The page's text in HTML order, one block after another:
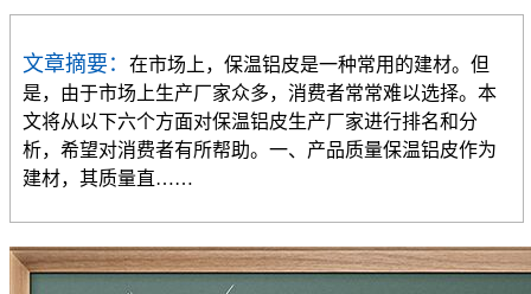
文章摘要： 在市场上，保温铝皮是一种常用的建材。但
是，由于市场上生产厂家众多，消费者常常难以选择。本
文将从以下六个方面对保温铝皮生产厂家进行排名和分
析，希望对消费者有所帮助。一、产品质量保温铝皮作为
建材，其质量直……